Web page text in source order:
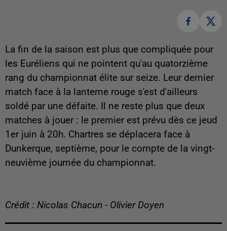
La fin de la saison est plus que compliquée pour
les Euréliens qui ne pointent qu'au quatorzième
rang du championnat élite sur seize. Leur dernier
match face à la lanterne rouge s'est d'ailleurs
soldé par une défaite. Il ne reste plus que deux
matches à jouer : le premier est prévu dès ce jeud
1er juin à 20h. Chartres se déplacera face à
Dunkerque, septième, pour le compte de la vingt-
neuvième journée du championnat.
Crédit : Nicolas Chacun - Olivier Doyen